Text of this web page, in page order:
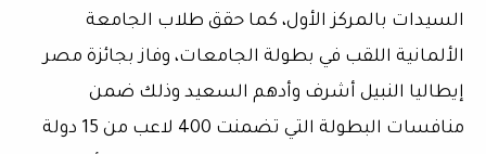
السيدات بالمركز الأول، كما حقق طلاب الجامعة
الألمانية اللقب في بطولة الجامعات، وفاز بجائزة مصر
إيطاليا النبيل أشرف وأدهم السعيد وذلك ضمن
منافسات البطولة التي تضمنت 400 لاعب من 15 دولة